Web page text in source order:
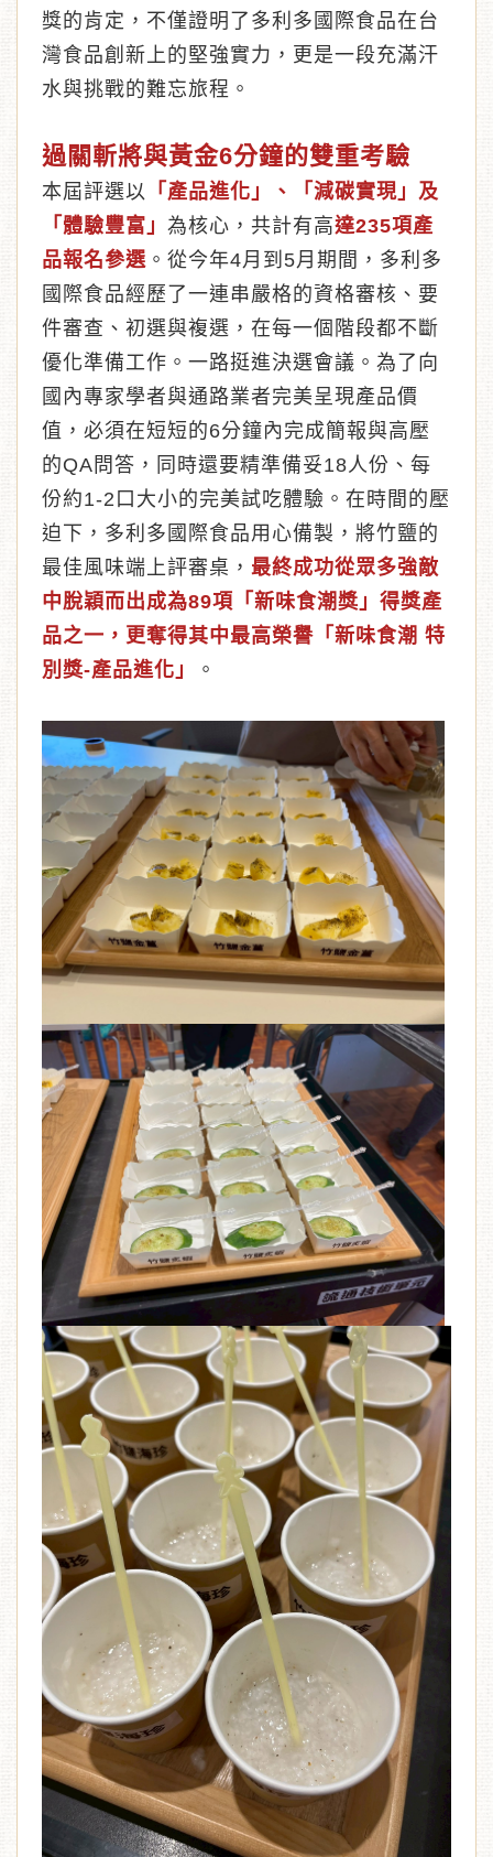
獎的肯定，不僅證明了多利多國際食品在台
灣食品創新上的堅強實力，更是一段充滿汗
水與挑戰的難忘旅程。
過關斬將與黃金6分鐘的雙重考驗
本屆評選以
「產品進化」、「減碳實現」及
「體驗豐富」為核心，共計有高達235項產
品報名參選 。從今年4月到5月期間，多利多
國際食品經歷了一連串嚴格的資格審核、要
件審查、初選與複選，在每一個階段都不斷
優化準備工作。一路挺進決選會議。為了向
國內專家學者與通路業者完美呈現產品價
值，必須在短短的6分鐘內完成簡報與高壓
的QA問答，同時還要精準備妥18人份、每
份約1-2口大小的完美試吃體驗。在時間的壓
迫下，多利多國際食品用心備製，將竹鹽的
最佳風味端上評審桌，最終成功從眾多強敵
中脫穎而出成為89項「新味食潮獎」得獎產
品之一，更奪得其中最高榮譽 「新味食潮 特
別獎-產品進化」
。